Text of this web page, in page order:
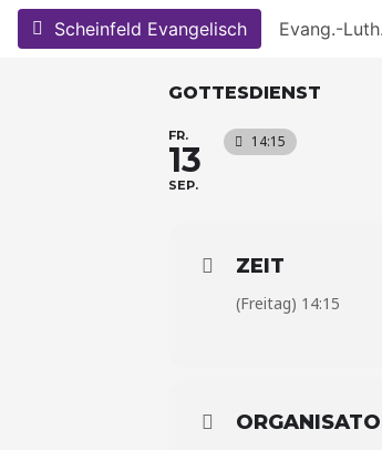
Skip
Scheinfeld Evangelisch Evang.-
GOTTESDIENST
FR.
13
SEP.
14:15
ZEIT
(Freitag) 14:15